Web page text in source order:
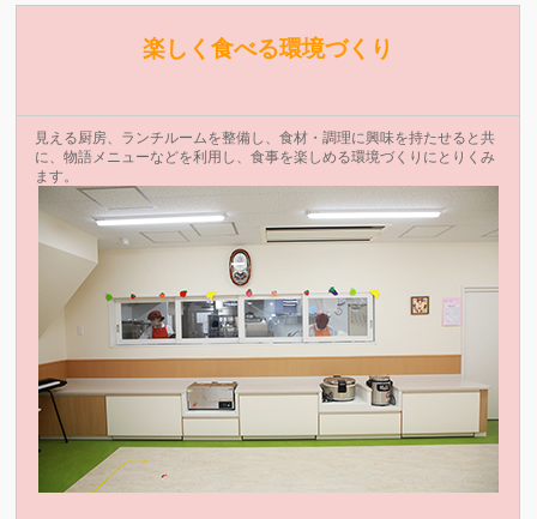
楽しく食べる環境づくり
見える厨房、ランチルームを整備し、食材・調理に興味を持たせると共
に、物語メニューなどを利用し、食事を楽しめる環境づくりにとりくみ
ます。